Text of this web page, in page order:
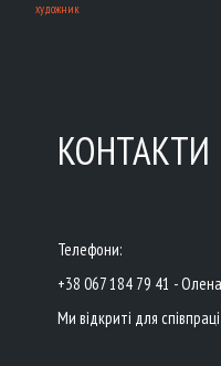
художник
КОНТАКТИ
Телефони:
+38 067 184 79 41 -
Ми відкриті для